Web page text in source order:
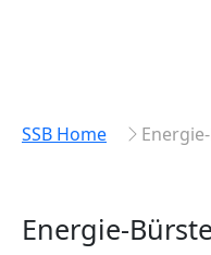
SSB Home
Energie-